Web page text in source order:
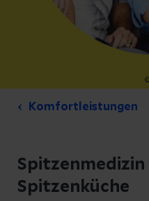
Komfortleistungen
Spitzenküche